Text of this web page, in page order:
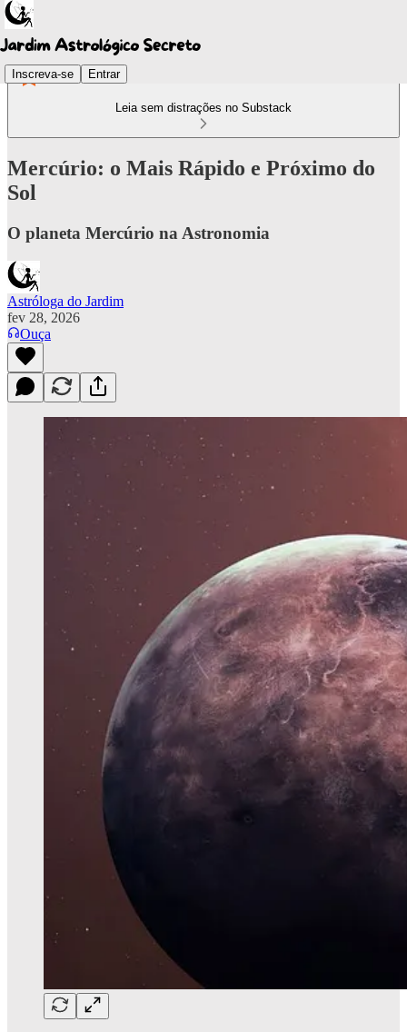
Inscreva-se Entrar
Leia sem distrações no Substack
Mercúrio: o Mais Rápido e Próximo do
Sol
O planeta Mercúrio na Astronomia
Astróloga do Jardim
fev 28, 2026
Ouça